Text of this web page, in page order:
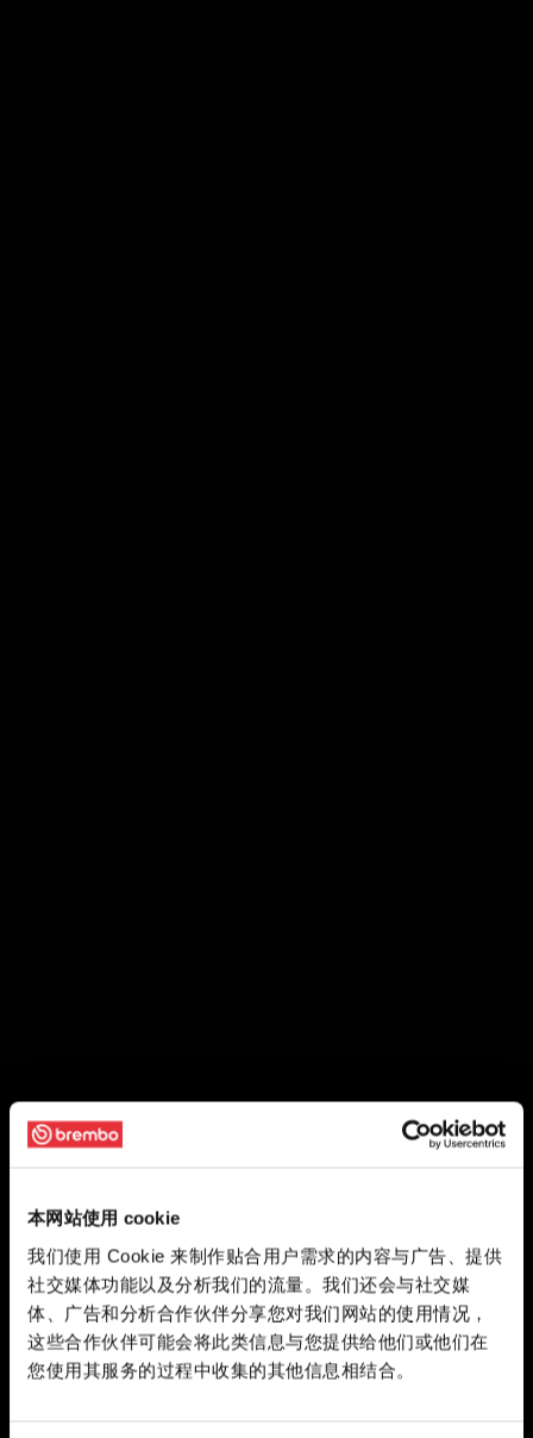
本网站使用 cookie
我们使用 Cookie 来制作贴合用户需求的内容与广告、提供
社交媒体功能以及分析我们的流量。我们还会与社交媒
体、广告和分析合作伙伴分享您对我们网站的使用情况，
这些合作伙伴可能会将此类信息与您提供给他们或他们在
您使用其服务的过程中收集的其他信息相结合。